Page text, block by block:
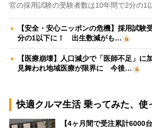
官の採用試験の受験者数は10年間で2分の1
【安全・安心ニッポンの危機】採用試験
分の1以下に！ 出生数減がも…
【医療崩壊】人口減少で「医師不足」に
見舞われ地域医療が限界に 今後…
快適クルマ生活 乗ってみた、使
【4ヶ月間で受注累計6000